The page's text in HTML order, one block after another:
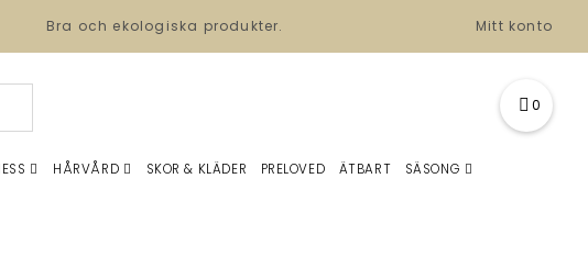
Bra och ekologiska produkter. Mitt konto
0
HÅRVÅRD SKOR & KLÄDER PRELOVED ÄTBART
SÄSONG